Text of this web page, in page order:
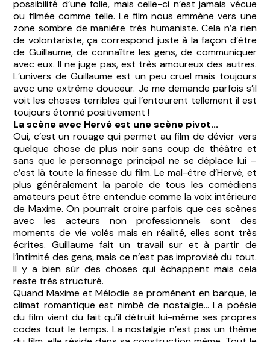
possibilité d’une folie, mais celle-ci n’est jamais vécue
ou filmée comme telle. Le film nous emmène vers une
zone sombre de manière très humaniste. Cela n’a rien
de volontariste, ça correspond juste à la façon d’être
de Guillaume, de connaître les gens, de communiquer
avec eux. Il ne juge pas, est très amoureux des autres.
L’univers de Guillaume est un peu cruel mais toujours
avec une extrême douceur. Je me demande parfois s’il
voit les choses terribles qui l’entourent tellement il est
toujours étonné positivement !
La scène avec Hervé est une scène pivot...
Oui, c’est un rouage qui permet au film de dévier vers
quelque chose de plus noir sans coup de théâtre et
sans que le personnage principal ne se déplace lui –
c’est là toute la finesse du film. Le mal-être d’Hervé, et
plus généralement la parole de tous les comédiens
amateurs peut être entendue comme la voix intérieure
de Maxime. On pourrait croire parfois que ces scènes
avec les acteurs non professionnels sont des
moments de vie volés mais en réalité, elles sont très
écrites. Guillaume fait un travail sur et à partir de
l’intimité des gens, mais ce n’est pas improvisé du tout.
Il y a bien sûr des choses qui échappent mais cela
reste très structuré.
Quand Maxime et Mélodie se promènent en barque, le
climat romantique est nimbé de nostalgie... La poésie
du film vient du fait qu’il détruit lui-même ses propres
codes tout le temps. La nostalgie n’est pas un thème